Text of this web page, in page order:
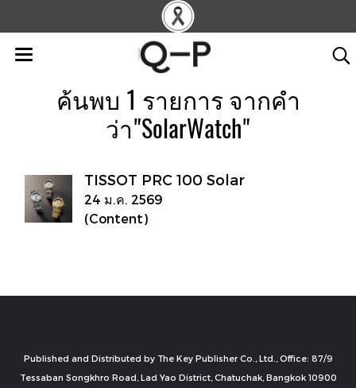
ค้นพบ 1 รายการ จากคำ
ว่า"SolarWatch"
TISSOT PRC 100 Solar
24 ม.ค. 2569
(Content)
Published and Distributed by The Key Publisher Co., Ltd., Office: 87/9
Tessaban Songkhro Road, Lad Yao District, Chatuchak, Bangkok 10900